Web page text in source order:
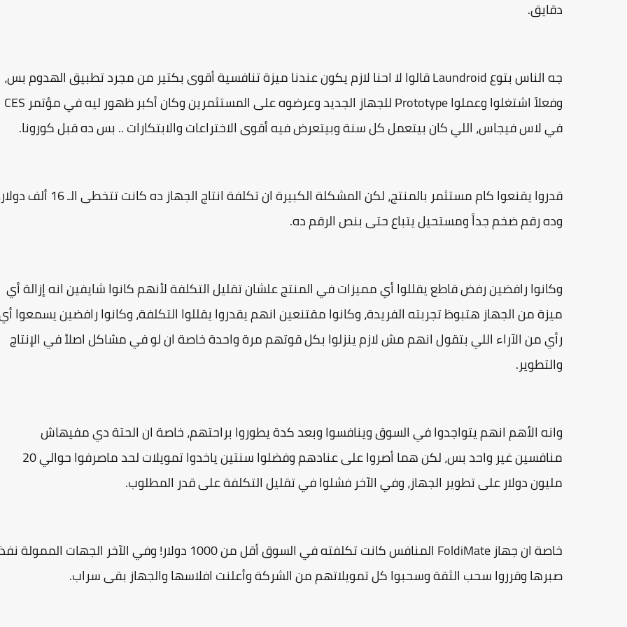
دقايق.
جه الناس بتوع Laundroid قالوا لا احنا لازم يكون عندنا ميزة تنافسية أقوى بكتير من مجرد تطبيق الهدوم بس،
وفعلاً اشتغلوا وعملوا Prototype للجهاز الجديد وعرضوه على المستثمرين وكان أكبر ظهور ليه في مؤتمر CES
في لاس فيجاس، اللي كان بيتعمل كل سنة وبيتعرض فيه أقوى الاختراعات والابتكارات .. بس ده قبل كورونا.
قدروا يقنعوا كام مستثمر بالمنتج، لكن المشكلة الكبيرة ان تكلفة انتاج الجهاز ده كانت تتخطى الـ
وده رقم ضخم جداً ومستحيل يتباع حتى بنص الرقم ده.
وكانوا رافضين رفض قاطع يقللوا أي مميزات في المنتج علشان تقليل التكلفة لأنهم كانوا شايفين انه إزالة أي
ميزة من الجهاز هتبوظ تجربته الفريدة، وكانوا مقتنعين انهم يقدروا يقللوا التكلفة، وكانوا رافضين يسمعوا
رأي من الآراء اللي بتقول انهم مش لازم ينزلوا بكل قوتهم مرة واحدة خاصة ان لو في مشاكل اصلاً في الإنتاج
والتطوير.
وانه الأهم انهم يتواجدوا في السوق وينافسوا وبعد كدة يطوروا براحتهم، خاصة ان الحتة دي مفيهاش
منافسين غير واحد بس، لكن هما أصروا على عنادهم وفضلوا سنتين ياخدوا تمويلات لحد ماصرفوا حوالي 20
مليون دولار على تطوير الجهاز، وفي الآخر فشلوا في تقليل التكلفة على قدر المطلوب.
خاصة ان جهاز FoldiMate المنافس كانت تكلفته في السوق أقل من 1000 دولار! وفي الآخر الجهات الممولة نفذ
صبرها وقرروا سحب الثقة وسحبوا كل تمويلاتهم من الشركة وأعلنت افلاسها والجهاز بقى سراب.